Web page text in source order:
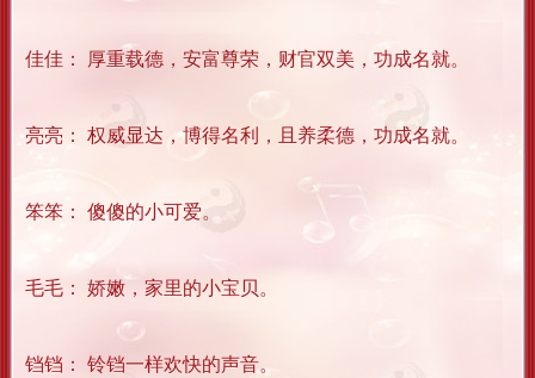
佳佳： 厚重载德，安富尊荣，财官双美，功成名就。
亮亮： 权威显达，博得名利，且养柔德，功成名就。
笨笨： 傻傻的小可爱。
毛毛： 娇嫩，家里的小宝贝。
铛铛： 铃铛一样欢快的声音。